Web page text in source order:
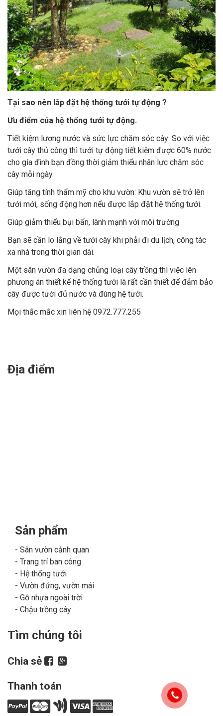
Tại sao nên lắp đặt hệ thống tưới tự động ?
Ưu điểm của hệ thống tưới tự động.
Tiết kiệm lượng nước và sức lực chăm sóc cây: So với việc
tưới cây thủ công thì tưới tự động tiết kiệm được 60% nước
cho gia đình bạn đồng thời giảm thiểu nhân lực chăm sóc
cây mỗi ngày.
Giúp tăng tính thẩm mỹ cho khu vườn: Khu vườn sẽ trở lên
tưới mới, sống động hơn nếu được lắp đặt hệ thống tưới.
Giúp giảm thiểu bụi bẩn, lành mạnh với môi trường
Bạn sẽ cần lo lắng về tưới cây khi phải đi du lịch, công tác
xa nhà trong thời gian dài.
Một sân vườn đa dạng chủng loại cây trồng thì việc lên
phương án thiết kế hệ thống tưới là rất cần thiết để đảm bảo
cây được tưới đủ nước và đúng hệ tưới.
Mọi thắc mắc xin liên hệ 0972.777.255
Địa điểm
Sản phẩm
Sân vườn cảnh quan
Trang trí ban công
Hệ thống tưới
Vườn đứng, vườn mái
Gỗ nhựa ngoài trời
Chậu trồng cây
Tìm chúng tôi
Chia sẻ
Thanh toán